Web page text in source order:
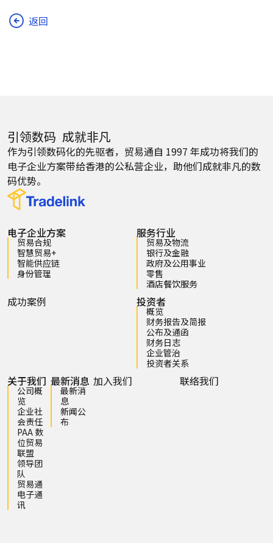
返回
引领数码 成就非凡
作为引领数码化的先驱者，贸易通自 1997 年成功将我们的
电子企业方案带给香港的公私营企业，助他们成就非凡的数
码优势。
电子企业方案
贸易合规
智慧贸易+
智能供应链
身份管理
服务行业
贸易及物流
银行及金融
政府及公用事业
零售
酒店餐饮服务
成功案例 投资者
概览
财务报告及简报
公布及通函
财务日志
企业管治
投资者关系
关于我们
公司概
览
企业社
会责任
PAA 数
位贸易
联盟
领导团
队
贸易通
电子通
讯
最新消息
最新消
息
新闻公
布
加入我们 联络我们